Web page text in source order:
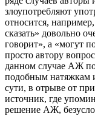
злоупотребляют
относится,
сказать» довольно
говорит», а «могут
просто автору
данном случае АЖ
подобным натяжкам
сути, в отрыве от
источник, где
решение АЖ,